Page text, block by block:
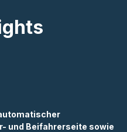
und Beifahrerseite sowie